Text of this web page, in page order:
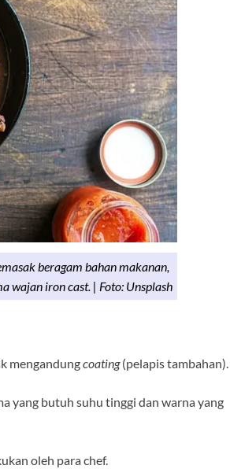
beragam bahan makanan,
wajan iron cast. | Foto: Unsplash
mengandungcoating(pelapis tambahan).
yang butuh suhu tinggi dan warna yang
oleh para chef.